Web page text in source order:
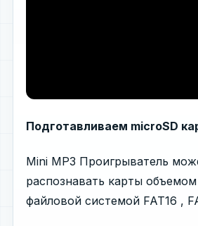
Подготавливаем microSD
Mini MP3 Проигрыватель
распознавать карты
файловой системой FAT16 ,